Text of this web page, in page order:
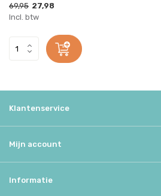
69,95 27,98
Incl. btw
Klantenservice
Mijn account
Informatie